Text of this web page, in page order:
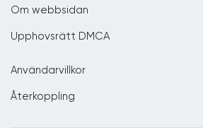
Ecuador
Egypten
Om webbsidan
Upphovsrätt DMCA
Användarvillkor
Återkoppling